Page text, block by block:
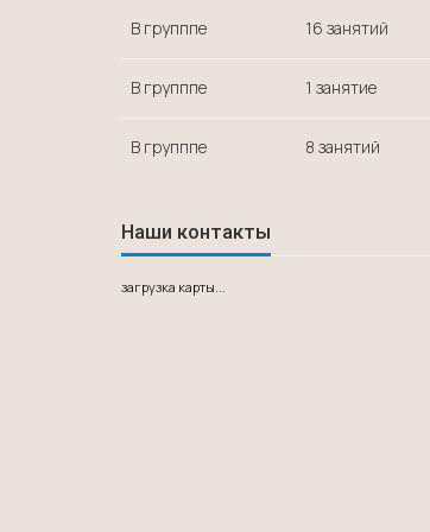
В групппе 16 занятий
В групппе 1 занятие
В групппе 8 занятий
Наши контакты
загрузка карты...